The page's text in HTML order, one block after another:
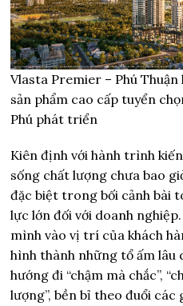
Vlasta Premier – Phú
sản phẩm cao cấp tuyển
Phú phát triển
Kiên định với hành trình
sống chất lượng chưa bao
đặc biệt trong bối cảnh bài
lực lớn đối với doanh
mình vào vị trí của khách
hình thành những tổ ấm lâu
hướng đi “chậm mà chắc”,
lượng”, bền bỉ theo đuổi